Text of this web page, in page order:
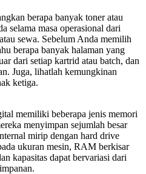
berapa banyak toner atau
selama masa operasional dari
sewa. Sebelum Anda memilih
berapa banyak halaman yang
dari setiap kartrid atau batch, dan
Juga, lihatlah kemungkinan
ketiga.
memiliki beberapa jenis memori
menyimpan sejumlah besar
mirip dengan hard drive
ukuran mesin, RAM berkisar
kapasitas dapat bervariasi dari